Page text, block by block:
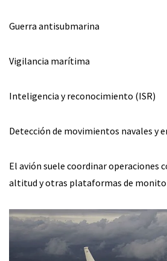
Guerra antisubmarina
Vigilancia marítima
Inteligencia y reconocimiento (ISR)
Detección de movimientos navales y
El avión suele coordinar operaciones
altitud y otras plataformas de